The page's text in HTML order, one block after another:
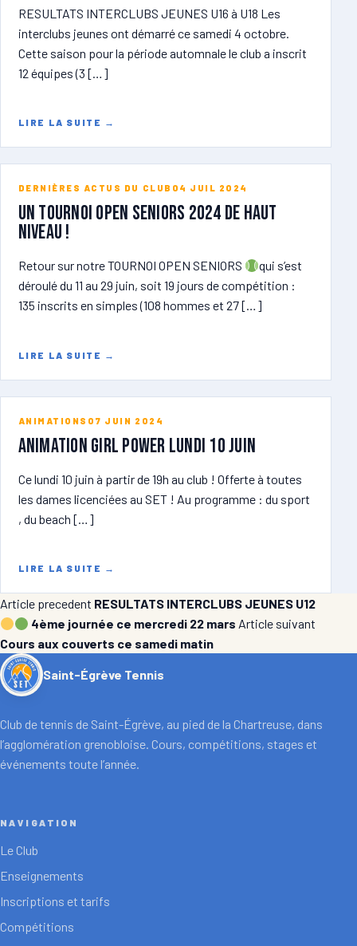
RESULTATS INTERCLUBS JEUNES U16 à U18 Les
interclubs jeunes ont démarré ce samedi 4 octobre.
Cette saison pour la période automnale le club a inscrit
12 équipes (3 […]
LIRE LA SUITE →
DERNIÈRES ACTUS DU CLUB 04 JUIL 2024
Un tournoi open seniors 2024 de haut
niveau !
Retour sur notre TOURNOI OPEN SENIORS
qui s’est
déroulé du 11 au 29 juin, soit 19 jours de compétition :
135 inscrits en simples (108 hommes et 27 […]
LIRE LA SUITE →
ANIMATIONS 07 JUIN 2024
ANIMATION GIRL POWER lundi 10 juin
Ce lundi 10 juin à partir de 19h au club ! Offerte à toutes
les dames licenciées au SET ! Au programme : du sport
, du beach […]
LIRE LA SUITE →
Article precedent RESULTATS INTERCLUBS JEUNES U12
4ème journée ce mercredi 22 mars Article suivant
Cours aux couverts ce samedi matin
Saint-Égrève Tennis
Club de tennis de Saint-Égrève, au pied de la Chartreuse, dans
l’agglomération grenobloise. Cours, compétitions, stages et
événements toute l’année.
NAVIGATION
Le Club
Enseignements
Inscriptions et tarifs
Compétitions